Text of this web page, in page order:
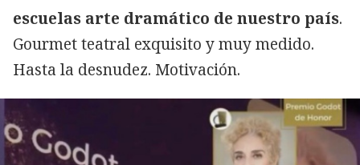
escuelas arte dramático de nuestro país.
Gourmet teatral exquisito y muy medido.
Hasta la desnudez. Motivación.